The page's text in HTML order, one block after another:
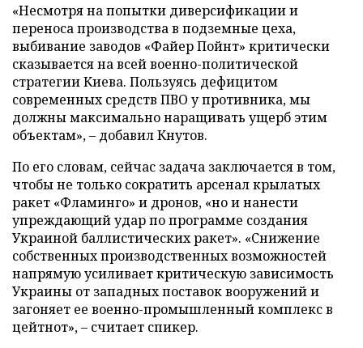
«Несмотря на попытки диверсификации и
переноса производства в подземные цеха,
выбивание заводов «Файер Пойнт» критически
сказывается на всей военно-политической
стратегии Киева. Пользуясь дефицитом
современных средств ПВО у противника, мы
должны максимально наращивать ущерб этим
объектам», – добавил Кнутов.
По его словам, сейчас задача заключается в том,
чтобы не только сократить арсенал крылатых
ракет «Фламинго» и дронов, «но и нанести
упреждающий удар по программе создания
Украиной баллистических ракет». «Снижение
собственных производственных возможностей
напрямую усиливает критическую зависимость
Украины от западных поставок вооружений и
загоняет ее военно-промышленный комплекс в
цейтнот», – считает спикер.